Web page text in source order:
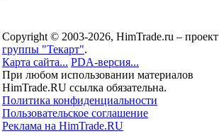
Copyright © 2003-2026, HimTrade.ru – проект
группы "Текарт".
Карта сайта... PDA-версия...
При любом использовании материалов
HimTrade.RU ссылка обязательна.
Политика конфиденциальности
Пользовательское соглашение
Реклама на HimTrade.RU